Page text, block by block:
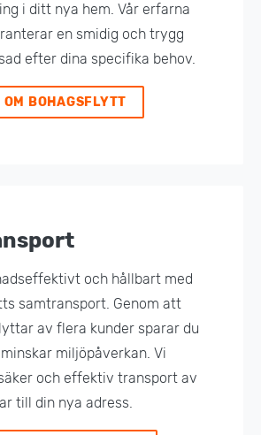
i ditt nya hem. Vår erfarna
en smidig och trygg
efter dina specifika behov.
OM BOHAGSFLYTT
och hållbart med
samtransport. Genom att
av flera kunder sparar du
miljöpåverkan. Vi
och effektiv transport av
till din nya adress.